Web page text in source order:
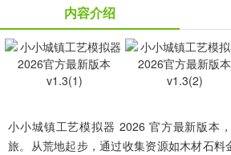
内容介绍
小小城镇工艺模拟器 2026 官方最新版本
旅。从荒地起步，通过收集资源如木材石料